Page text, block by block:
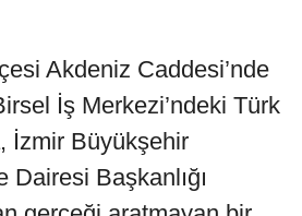
Akdeniz Caddesi’nde
İş Merkezi’ndeki Türk
İzmir Büyükşehir
Başkanlığı